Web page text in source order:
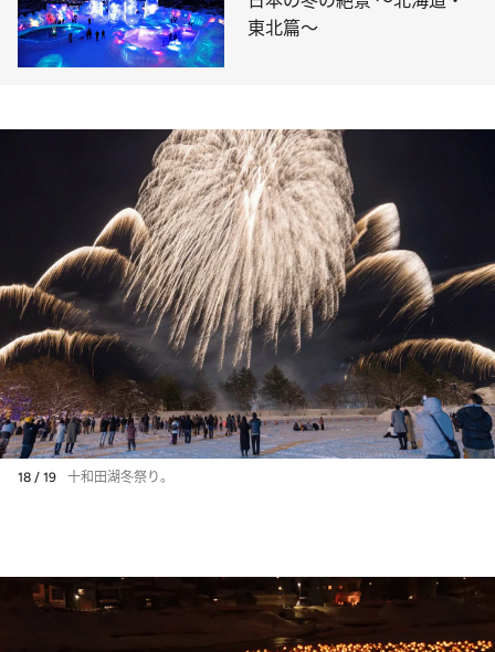
東北篇～
18 / 19 十和田湖冬祭り。